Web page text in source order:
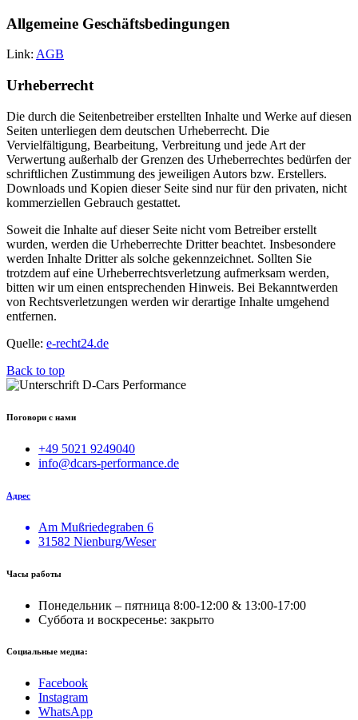
Allgemeine Geschäftsbedingungen
Link: AGB
Urheberrecht
Die durch die Seitenbetreiber erstellten Inhalte und Werke auf diesen
Seiten unterliegen dem deutschen Urheberrecht. Die
Vervielfältigung, Bearbeitung, Verbreitung und jede Art der
Verwertung außerhalb der Grenzen des Urheberrechtes bedürfen der
schriftlichen Zustimmung des jeweiligen Autors bzw. Erstellers.
Downloads und Kopien dieser Seite sind nur für den privaten, nicht
kommerziellen Gebrauch gestattet.
Soweit die Inhalte auf dieser Seite nicht vom Betreiber erstellt
wurden, werden die Urheberrechte Dritter beachtet. Insbesondere
werden Inhalte Dritter als solche gekennzeichnet. Sollten Sie
trotzdem auf eine Urheberrechtsverletzung aufmerksam werden,
bitten wir um einen entsprechenden Hinweis. Bei Bekanntwerden
von Rechtsverletzungen werden wir derartige Inhalte umgehend
entfernen.
Quelle: e-recht24.de
Back to top
Поговори с нами
+49 5021 9249040
info@dcars-performance.de
Адрес
Am Mußriedegraben 6
31582 Nienburg/Weser
Часы работы
Понедельник – пятница 8:00-12:00 & 13:00-17:00
Суббота и воскресенье: закрыто
Социальные медиа:
Facebook
Instagram
WhatsApp